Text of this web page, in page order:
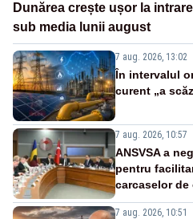
Dunărea crește ușor la
sub media lunii august
7 aug. 2026, 13:02
În intervalul
curent „a
7 aug. 2026, 10:57
ANSVSA a
pentru
carcaselor
7 aug. 2026, 10:51